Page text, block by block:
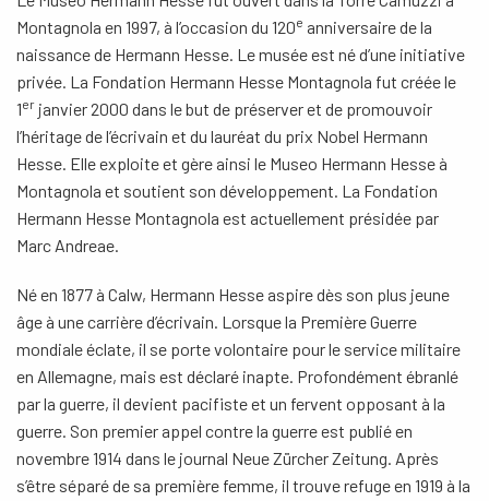
Montagnola en 1997, à l’occasion du 120e anniversaire de la
naissance de Hermann Hesse. Le musée est né d’une initiative
privée. La Fondation Hermann Hesse Montagnola fut créée le
1er janvier 2000 dans le but de préserver et de promouvoir
l’héritage de l’écrivain et du lauréat du prix Nobel Hermann
Hesse. Elle exploite et gère ainsi le Museo Hermann Hesse à
Montagnola et soutient son développement. La Fondation
Hermann Hesse Montagnola est actuellement présidée par
Marc Andreae.
Né en 1877 à Calw, Hermann Hesse aspire dès son plus jeune
âge à une carrière d’écrivain. Lorsque la Première Guerre
mondiale éclate, il se porte volontaire pour le service militaire
en Allemagne, mais est déclaré inapte. Profondément ébranlé
par la guerre, il devient pacifiste et un fervent opposant à la
guerre. Son premier appel contre la guerre est publié en
novembre 1914 dans le journal Neue Zürcher Zeitung. Après
s’être séparé de sa première femme, il trouve refuge en 1919 à la